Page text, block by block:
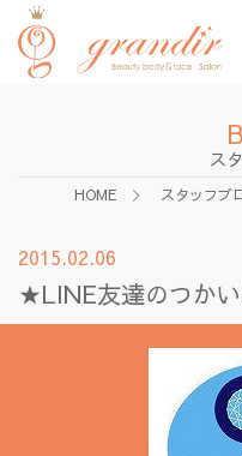
ス
HOME スタッフブ
2015.02.06
★LINE友達のつか